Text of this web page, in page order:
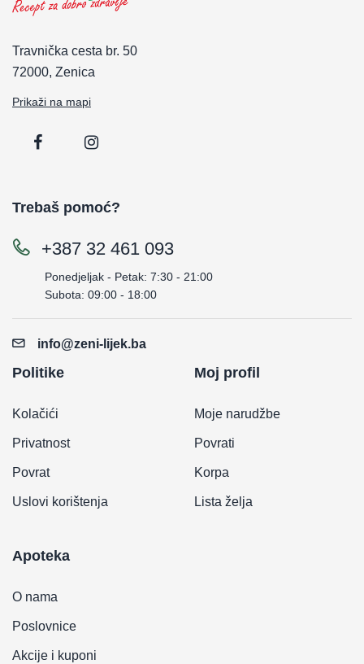
Travnička cesta br. 50
72000, Zenica
Prikaži na mapi
Trebaš pomoć?
+387 32 461 093
Ponedjeljak - Petak: 7:30 - 21:00
Subota: 09:00 - 18:00
info@zeni-lijek.ba
Politike
Kolačići
Privatnost
Povrat
Uslovi korištenja
Moj profil
Moje narudžbe
Povrati
Korpa
Lista želja
Apoteka
O nama
Poslovnice
Akcije i kuponi